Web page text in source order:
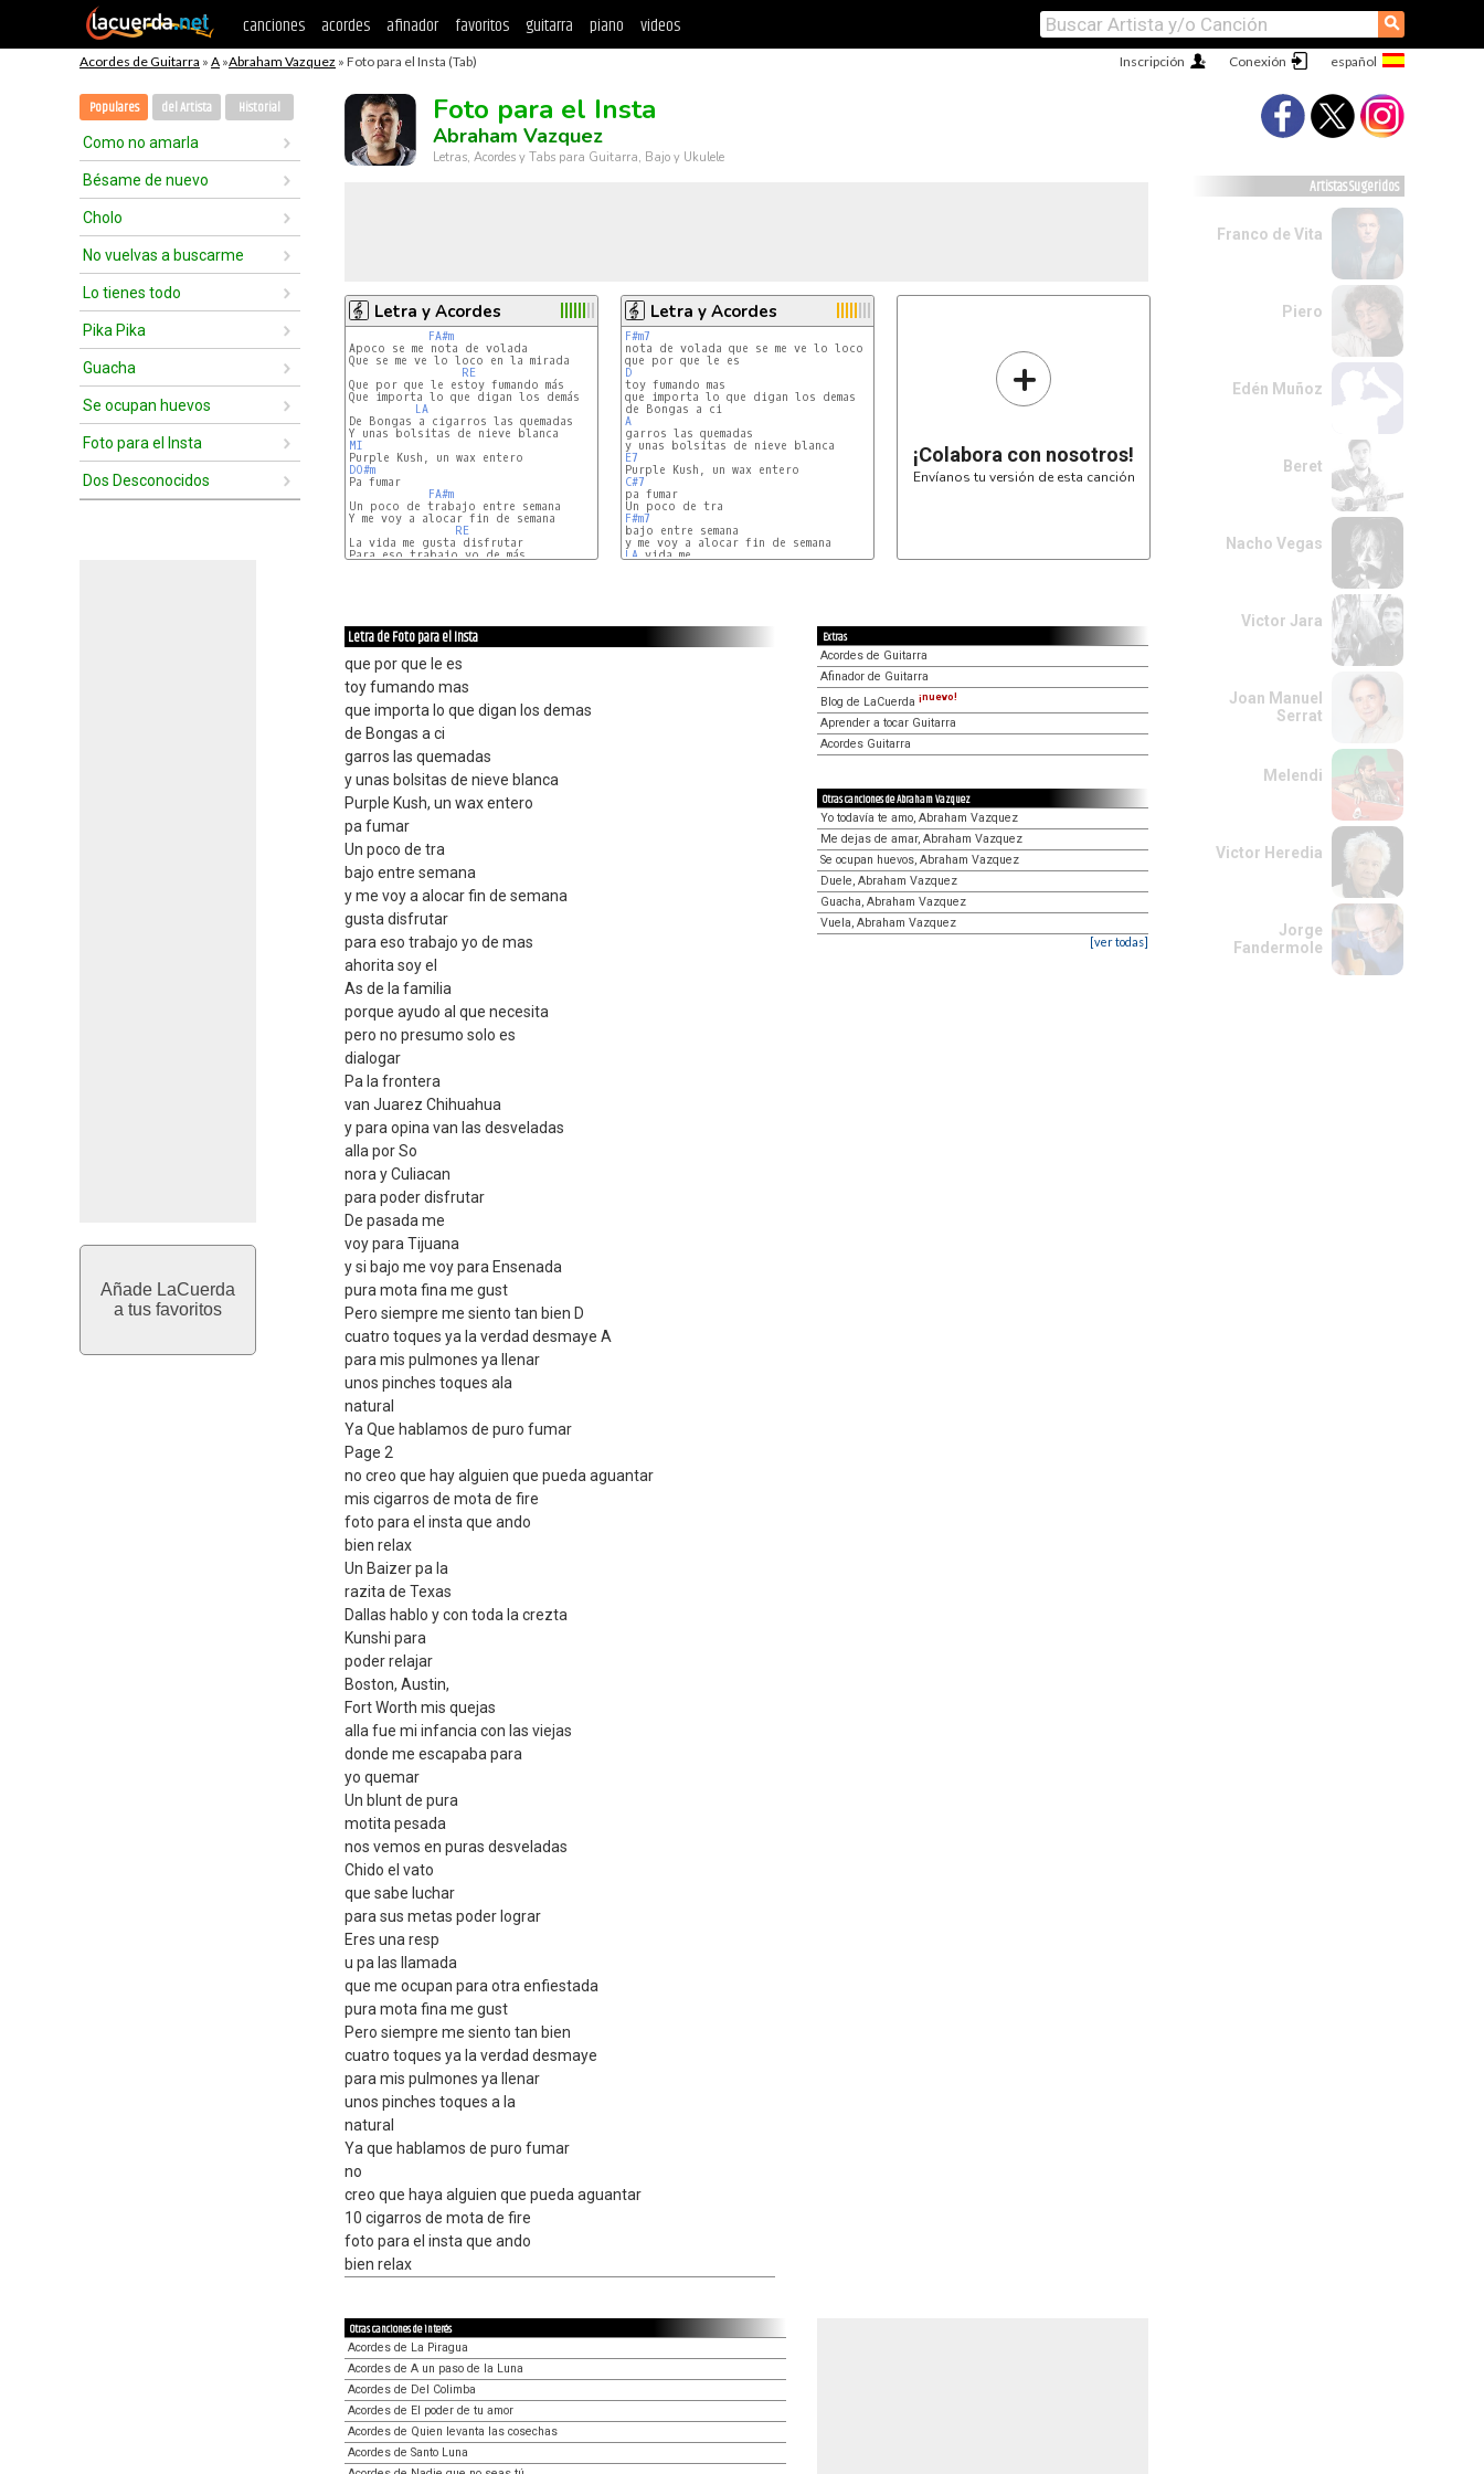
canciones acordes afinador favoritos guitarra piano videos ⚲
Acordes de Guitarra » A »Abraham Vazquez » Foto para el Insta (Tab) Conexión
Inscripción
Populares del Artista Historial
Como no amarla
Bésame de nuevo
Cholo
No vuelvas a buscarme
Lo tienes todo
Pika Pika
Guacha
Se ocupan huevos
Foto para el Insta
Dos Desconocidos
Añade LaCuerda
a tus favoritos
Foto para el Insta
Abraham Vazquez
Letras, Acordes y Tabs para Guitarra, Bajo y Ukulele
Letra y Acordes
FA#m
Apoco se me nota de volada
Que se me ve lo loco en la mirada
RE
Que por que le estoy fumando más
Que importa lo que digan los demás
LA
De Bongas a cigarros las quemadas
MI
DO#m
FA#m
Un poco de trabajo entre semana
Y me voy a alocar fin de semana
RE
La vida me gusta disfrutar
Para eso trabajo yo de más
Letra y Acordes
F#m7
D
que importa lo que digan los demas
A
E7
C#7
F#m7
LA
+
¡Colabora con nosotros!
Envíanos tu versión de esta canción
Letra de Foto para el Insta
que por que le es
toy fumando mas
que importa lo que digan los demas
de Bongas a ci
garros las quemadas
y unas bolsitas de nieve blanca
Purple Kush, un wax entero
pa fumar
Un poco de tra
bajo entre semana
y me voy a alocar fin de semana
gusta disfrutar
para eso trabajo yo de mas
ahorita soy el
As de la familia
porque ayudo al que necesita
pero no presumo solo es
dialogar
Pa la frontera
van Juarez Chihuahua
y para opina van las desveladas
alla por So
nora y Culiacan
para poder disfrutar
De pasada me
voy para Tijuana
y si bajo me voy para Ensenada
pura mota fina me gust
Pero siempre me siento tan bien D
cuatro toques ya la verdad desmaye A
para mis pulmones ya llenar
unos pinches toques ala
natural
Ya Que hablamos de puro fumar
Page 2
no creo que hay alguien que pueda aguantar
mis cigarros de mota de fire
foto para el insta que ando
bien relax
Un Baizer pa la
razita de Texas
Dallas hablo y con toda la crezta
Kunshi para
poder relajar
Boston, Austin,
Fort Worth mis quejas
alla fue mi infancia con las viejas
donde me escapaba para
yo quemar
Un blunt de pura
motita pesada
nos vemos en puras desveladas
Chido el vato
que sabe luchar
para sus metas poder lograr
Eres una resp
u pa las llamada
que me ocupan para otra enfiestada
pura mota fina me gust
Pero siempre me siento tan bien
cuatro toques ya la verdad desmaye
para mis pulmones ya llenar
unos pinches toques a la
natural
Ya que hablamos de puro fumar
no
creo que haya alguien que pueda aguantar
10 cigarros de mota de fire
foto para el insta que ando
bien relax
Extras
Acordes de Guitarra
Afinador de Guitarra
Blog de LaCuerda ¡nuevo!
Aprender a tocar Guitarra
Acordes Guitarra
Otras canciones de Abraham Vazquez
Yo todavía te amo, Abraham Vazquez
Me dejas de amar, Abraham Vazquez
Se ocupan huevos, Abraham Vazquez
Duele, Abraham Vazquez
Guacha, Abraham Vazquez
Vuela, Abraham Vazquez
[ver todas]
Otras canciones de interés
Acordes de La Piragua
Acordes de A un paso de la Luna
Acordes de Del Colimba
Acordes de El poder de tu amor
Acordes de Quien levanta las cosechas
Acordes de Santo Luna
Artistas Sugeridos
Franco de Vita
Piero
Edén Muñoz
Beret
Nacho Vegas
Victor Jara
Joan Manuel
Serrat
Melendi
Victor Heredia
Jorge
Fandermole